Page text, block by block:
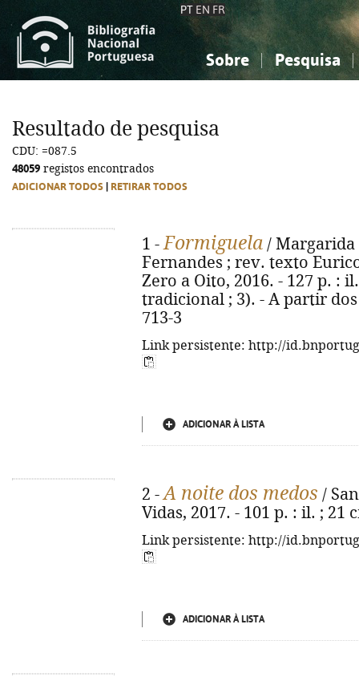
PT EN FR
Sobre Pesquisa
Ciências sociais...
Ciências sociais...
Resultado de pesquisa
CDU: =087.5
48059 registos encontrados
ADICIONAR TODOS RETIRAR TODOS
1 -Formiguela / Margarida
Fernandes ; rev. texto
Zero a Oito, 2016. - 127 p. :
tradicional ; 3). - A partir dos
713-3
Link persistente: http://
ADICIONAR À LISTA
2 -A noite dos medos /
Vidas, 2017. - 101 p. : il. ; 21
Link persistente: http://
ADICIONAR À LISTA